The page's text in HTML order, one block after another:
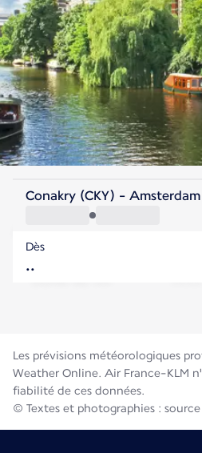
Pays Bas
Amsterdam
Pays Bas
Durée du vol
Conakry (CKY) -
Dès
Les prévisions météorologiques
Weather Online. Air France-KLM
fiabilité de ces données.
© Textes et photographies : source